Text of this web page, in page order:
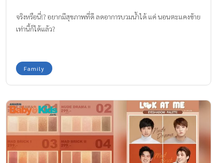
จริงหรือนี่!? อยากมีสุขภาพที่ดี ลดอาการบวมน้ำได้ แค่ นอนตะแคงซ้าย
เท่านี้ก็ได้แล้ว?
Family